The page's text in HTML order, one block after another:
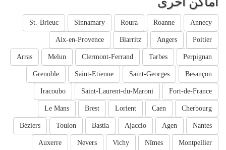
Annecy
Roanne
Roura
Sinnamary
St.-Brieuc
Poitier
Angers
Biarritz
Aix-en-Provence
Perpignan
Tarbes
Clermont-Ferrand
Melun
Arras
Besançon
Saint-Georges
Saint-Etienne
Grenoble
Fort-de-France
Saint-Laurent-du-Maroni
Iracoubo
Cherbourg
Caen
Lorient
Brest
Le Mans
Nantes
Agen
Ajaccio
Bastia
Toulon
Béziers
Montpellier
Nîmes
Vichy
Nevers
Auxerre